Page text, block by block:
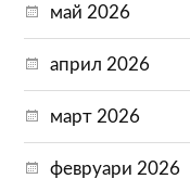
май 2026
април 2026
март 2026
февруари 2026